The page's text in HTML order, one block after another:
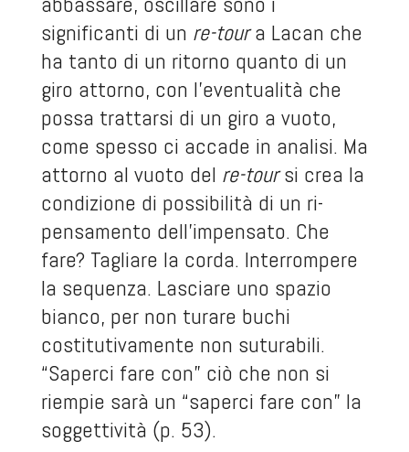
significanti di un re-toura Lacan che
ha tanto di un ritorno quanto di un
giro attorno, con l’eventualità che
possa trattarsi di un giro a vuoto,
come spesso ci accade in analisi. Ma
attorno al vuoto del re-toursi crea la
condizione di possibilità di un ri-
pensamento dell’impensato. Che
fare? Tagliare la corda. Interrompere
la sequenza. Lasciare uno spazio
bianco, per non turare buchi
costitutivamente non suturabili.
“Saperci fare con” ciò che non si
riempie sarà un “saperci fare con” la
soggettività (p. 53).